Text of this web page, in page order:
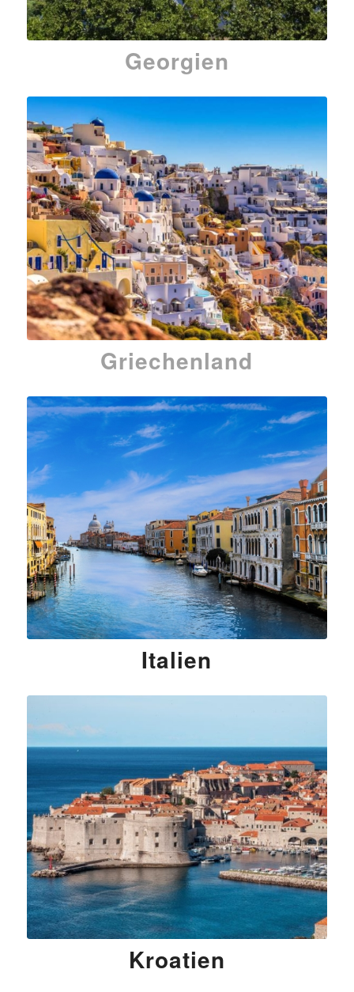
Georgien
Griechenland
Italien
Kroatien